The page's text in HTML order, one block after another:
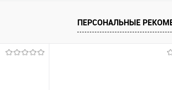
ПЕРСОНАЛЬНЫЕ